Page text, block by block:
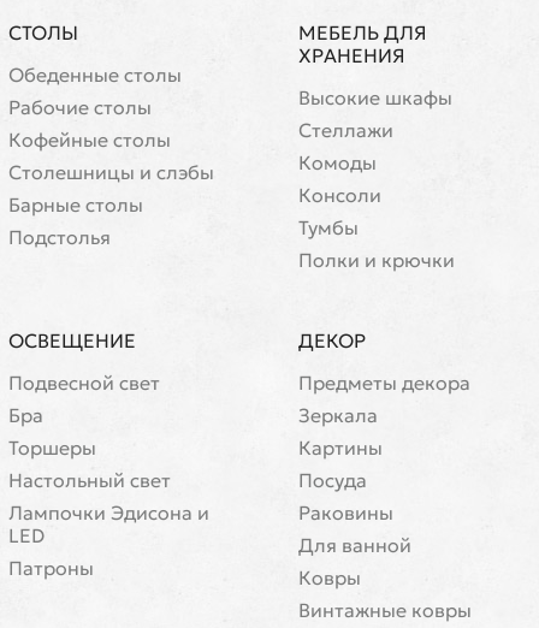
СТОЛЫ
Обеденные столы
Рабочие столы
Кофейные столы
Cтолешницы и слэбы
Барные столы
Подстолья
МЕБЕЛЬ ДЛЯ
ХРАНЕНИЯ
Высокие шкафы
Стеллажи
Комоды
Консоли
Тумбы
Полки и крючки
ОСВЕЩЕНИЕ
Подвесной свет
Бра
Торшеры
Настольный свет
Лампочки Эдисона и
LED
Патроны
ДЕКОР
Предметы декора
Зеркала
Картины
Посуда
Раковины
Для ванной
Ковры
Винтажные ковры